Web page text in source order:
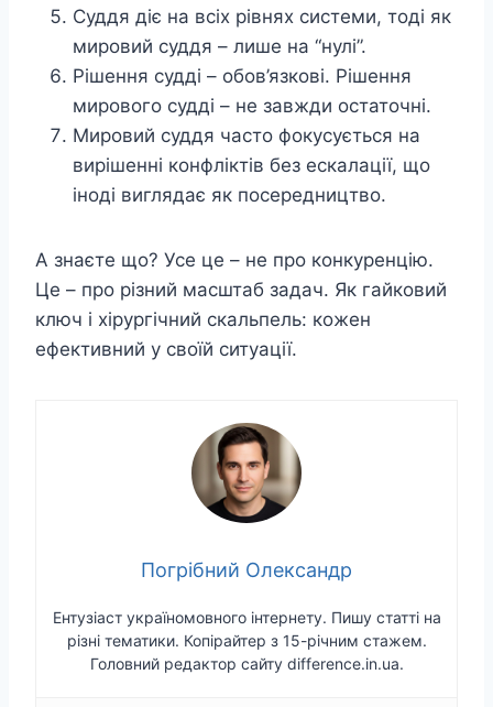
Суддя діє на всіх рівнях системи, тоді як
мировий суддя – лише на “нулі”.
Рішення судді – обов’язкові. Рішення
мирового судді – не завжди остаточні.
Мировий суддя часто фокусується на
вирішенні конфліктів без ескалації, що
іноді виглядає як посередництво.
А знаєте що? Усе це – не про конкуренцію.
Це – про різний масштаб задач. Як гайковий
ключ і хірургічний скальпель: кожен
ефективний у своїй ситуації.
Погрібний Олександр
Ентузіаст україномовного інтернету. Пишу статті на
різні тематики. Копірайтер з 15-річним стажем.
Головний редактор сайту difference.in.ua.